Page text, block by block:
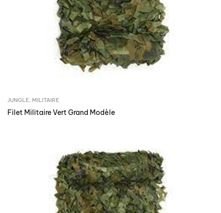
JUNGLE, MILITAIRE
Filet Militaire Vert Grand Modèle